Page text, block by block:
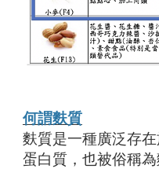
何謂麩質
麩質是一種廣泛存
蛋白質，也被俗稱